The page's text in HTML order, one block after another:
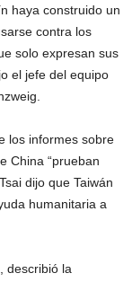
haya construido un
contra los
solo expresan sus
el jefe del equipo
los informes sobre
China “prueban
dijo que Taiwán
humanitaria a
describió la